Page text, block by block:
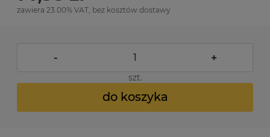
zawiera 23.00% VAT, bez kosztów dostawy
- +
szt.
do koszyka